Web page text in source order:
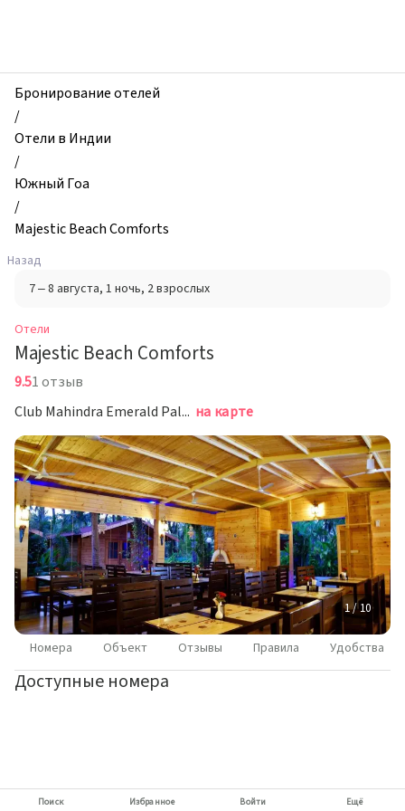
Majestic
Beach
Comforts,
Южный
Гоа,
Индия
Бронирование отелей
/
Отели в Индии
/
Южный Гоа
/
Majestic Beach Comforts
Назад
7 – 8 августа, 1 ночь, 2 взрослых
Отели
Majestic Beach Comforts
9.51 отзыв
Club Mahindra Emerald Palms Road, Near Varca Beach, Varca, South Goa, Южный Гоа на карте
1 / 10
Номера Объект Отзывы Правила Удобства
Доступные номера
Поиск Избранное Войти Ещё